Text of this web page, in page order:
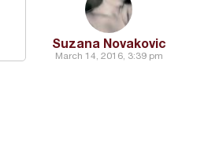
Suzana Novakovic
March 14, 2016, 3:39 pm